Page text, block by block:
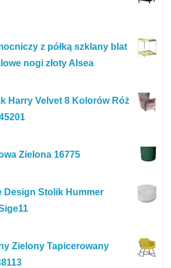
z półką szklany blat
nogi złoty Alsea
Harry Velvet 8 Kolorów Róż
Zielona 16775
Design Stolik Hummer
Zielony Tapicerowany